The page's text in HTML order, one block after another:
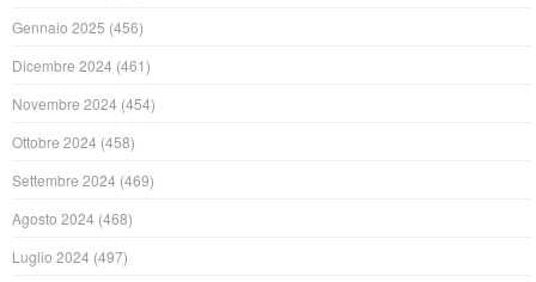
Gennaio 2025 (456)
Dicembre 2024 (461)
Novembre 2024 (454)
Ottobre 2024 (458)
Settembre 2024 (469)
Agosto 2024 (468)
Luglio 2024 (497)